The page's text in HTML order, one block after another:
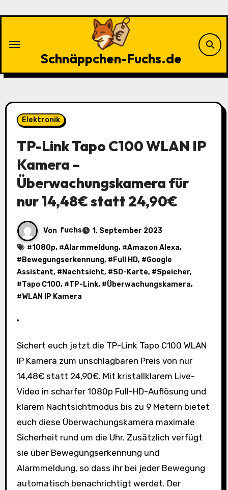
Schnäppchen-Fuchs.de
Elektronik
TP-Link Tapo C100 WLAN IP
Kamera –
Überwachungskamera für
nur 14,48€ statt 24,90€
Von fuchs
1. September 2023
#1080p, #Alarmmeldung, #Amazon Alexa,
# Bewegungserkennung, # Full HD, #Google
Assistant, # Nachtsicht, #SD-Karte, #Speicher,
#Tapo C100, #TP-Link, #Überwachungskamera,
#WLAN IP Kamera
Sichert euch jetzt die TP-Link Tapo C100 WLAN
IP Kamera zum unschlagbaren Preis von nur
14,48€ statt 24,90€. Mit kristallklarem Live-
Video in scharfer 1080p Full-HD-Auflösung und
klarem Nachtsichtmodus bis zu 9 Metern bietet
euch diese Überwachungskamera maximale
Sicherheit rund um die Uhr. Zusätzlich verfügt
sie über Bewegungserkennung und
Alarmmeldung, so dass ihr bei jeder Bewegung
automatisch benachrichtigt werdet. Der